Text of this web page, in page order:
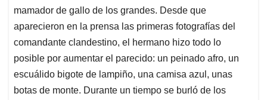
mamador de gallo de los grandes. Desde que
aparecieron en la prensa las primeras fotografías del
comandante clandestino, el hermano hizo todo lo
posible por aumentar el parecido: un peinado afro, un
escuálido bigote de lampiño, una camisa azul, unas
botas de monte. Durante un tiempo se burló de los